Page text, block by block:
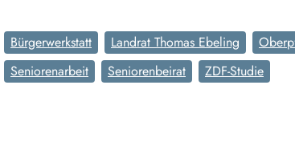
Bürgerwerkstatt Landrat Thomas Ebeling
Seniorenarbeit
Seniorenbeirat ZDF-Studie